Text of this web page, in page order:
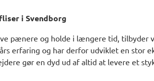
i Svendborg
pænere og holde i længere tid, tilbyder
erfaring og har derfor udviklet en stor
gør en dyd ud af altid at levere et